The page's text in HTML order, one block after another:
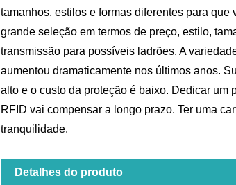
tamanhos, estilos e formas diferentes para
grande seleção em termos de preço, estilo,
transmissão para possíveis ladrões. A
aumentou dramaticamente nos últimos anos.
alto e o custo da proteção é baixo. Dedicar um
RFID vai compensar a longo prazo. Ter uma
tranquilidade.
Detalhes do produto